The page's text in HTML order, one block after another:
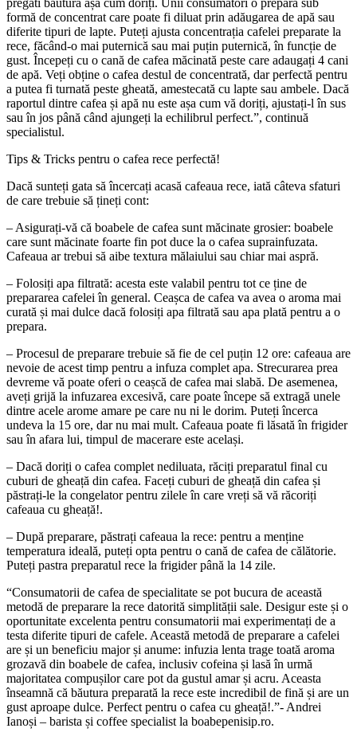
formă de concentrat care poate fi diluat prin adăugarea de apă sau
diferite tipuri de lapte. Puteți ajusta concentrația cafelei preparate la
rece, făcând-o mai puternică sau mai puțin puternică, în funcție de
gust. Începeți cu o cană de cafea măcinată peste care adaugați 4 cani
de apă. Veți obține o cafea destul de concentrată, dar perfectă pentru
a putea fi turnată peste gheată, amestecată cu lapte sau ambele. Dacă
raportul dintre cafea și apă nu este așa cum vă doriți, ajustați-l în sus
sau în jos până când ajungeți la echilibrul perfect.”, continuă
specialistul.
Tips & Tricks pentru o cafea rece perfectă!
Dacă sunteți gata să încercați acasă cafeaua rece, iată câteva sfaturi
de care trebuie să țineți cont:
– Asigurați-vă că boabele de cafea sunt măcinate grosier: boabele
care sunt măcinate foarte fin pot duce la o cafea suprainfuzata.
Cafeaua ar trebui să aibe textura mălaiului sau chiar mai aspră.
– Folosiți apa filtrată: acesta este valabil pentru tot ce ține de
prepararea cafelei în general. Ceașca de cafea va avea o aroma mai
curată și mai dulce dacă folosiți apa filtrată sau apa plată pentru a o
prepara.
– Procesul de preparare trebuie să fie de cel puțin 12 ore: cafeaua are
nevoie de acest timp pentru a infuza complet apa. Strecurarea prea
devreme vă poate oferi o ceașcă de cafea mai slabă. De asemenea,
aveți grijă la infuzarea excesivă, care poate începe să extragă unele
dintre acele arome amare pe care nu ni le dorim. Puteți încerca
undeva la 15 ore, dar nu mai mult. Cafeaua poate fi lăsată în frigider
sau în afara lui, timpul de macerare este același.
– Dacă doriți o cafea complet nediluata, răciți preparatul final cu
cuburi de gheață din cafea. Faceți cuburi de gheață din cafea și
păstrați-le la congelator pentru zilele în care vreți să vă răcoriți
cafeaua cu gheață!.
– După preparare, păstrați cafeaua la rece: pentru a menține
temperatura ideală, puteți opta pentru o cană de cafea de călătorie.
Puteți pastra preparatul rece la frigider până la 14 zile.
“Consumatorii de cafea de specialitate se pot bucura de această
metodă de preparare la rece datorită simplității sale. Desigur este și o
oportunitate excelenta pentru consumatorii mai experimentați de a
testa diferite tipuri de cafele. Această metodă de preparare a cafelei
are și un beneficiu major și anume: infuzia lenta trage toată aroma
grozavă din boabele de cafea, inclusiv cofeina și lasă în urmă
majoritatea compușilor care pot da gustul amar și acru. Aceasta
înseamnă că băutura preparată la rece este incredibil de fină și are un
gust aproape dulce. Perfect pentru o cafea cu gheață!.”- Andrei
Ianoși – barista și coffee specialist la boabepenisip.ro.